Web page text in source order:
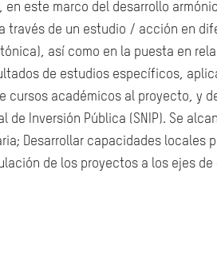
este marco del desarrollo
través de un estudio / acción en
así como en la puesta en
de estudios específicos,
cursos académicos al proyecto, y
Inversión Pública (SNIP). Se
Desarrollar capacidades locales
de los proyectos a los ejes de